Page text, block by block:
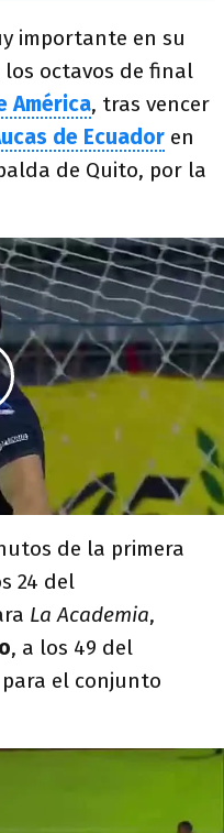
importante en su
octavos de final
América, tras vencer
de Ecuador en
de Quito, por la
de la primera
24 del
La Academia,
, a los 49 del
el conjunto